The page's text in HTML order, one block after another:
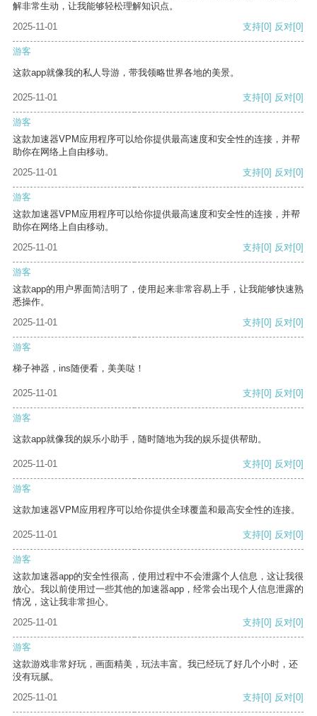
解非常生动，让我能够轻松理解知识点。
2025-11-01
支持[0] 反对[0]
游客
这款app就像我的私人导游，带我领略世界各地的美景。
2025-11-01 支持[0] 反对[0]
游客
这款加速器VPM应用程序可以给你提供最高速度和安全性的连接，并帮
助你在网络上自由移动。
2025-11-01
支持[0] 反对[0]
游客
这款加速器VPM应用程序可以给你提供最高速度和安全性的连接，并帮
助你在网络上自由移动。
2025-11-01
支持[0] 反对[0]
游客
这款app的用户界面简洁明了，使用起来非常容易上手，让我能够快速熟
悉操作。
2025-11-01
支持[0] 反对[0]
游客
梯子神器，ins随便看，美美哒！
2025-11-01 支持[0] 反对[0]
游客
这款app就像我的娱乐小助手，随时随地为我的娱乐提供帮助。
2025-11-01 支持[0] 反对[0]
游客
这款加速器VPM应用程序可以给你提供全球覆盖和最高安全性的连接。
2025-11-01 支持[0] 反对[0]
游客
这款加速器app的安全性很高，使用过程中不会泄露个人信息，这让我很
放心。我以前使用过一些其他的加速器app，经常会出现个人信息泄露的
情况，这让我非常担心。
2025-11-01
支持[0] 反对[0]
游客
这款游戏非常好玩，画面精美，玩法丰富。我已经玩了好几个小时，还
没有玩腻。
2025-11-01
支持[0] 反对[0]